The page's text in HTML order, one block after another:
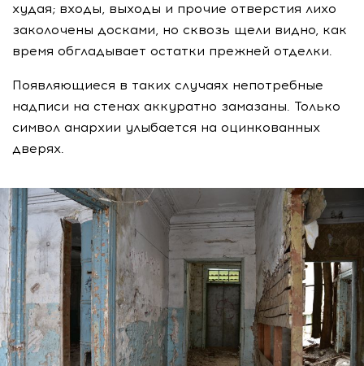
худая; входы, выходы и прочие отверстия лихо
заколочены досками, но сквозь щели видно, как
время обгладывает остатки прежней отделки.
Появляющиеся в таких случаях непотребные
надписи на стенах аккуратно замазаны. Только
символ анархии улыбается на оцинкованных
дверях.